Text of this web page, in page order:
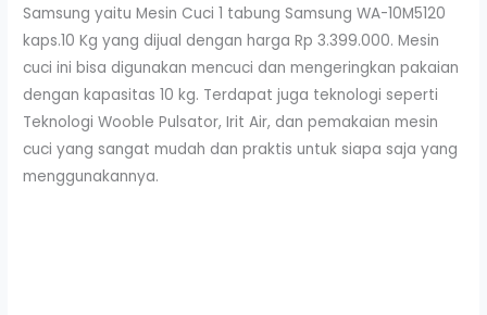
Samsung yaitu Mesin Cuci 1 tabung Samsung WA-10M5120
kaps.10 Kg yang dijual dengan harga Rp 3.399.000. Mesin
cuci ini bisa digunakan mencuci dan mengeringkan pakaian
dengan kapasitas 10 kg. Terdapat juga teknologi seperti
Teknologi Wooble Pulsator, Irit Air, dan pemakaian mesin
cuci yang sangat mudah dan praktis untuk siapa saja yang
menggunakannya.